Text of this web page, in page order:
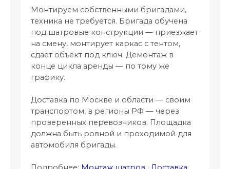
Монтируем собственными бригадами,
техника не требуется. Бригада обучена
под шатровые конструкции — приезжает
на смену, монтирует каркас с тентом,
сдаёт объект под ключ. Демонтаж в
конце цикла аренды — по тому же
графику.
Доставка по Москве и области — своим
транспортом, в регионы РФ — через
проверенных перевозчиков. Площадка
должна быть ровной и проходимой для
автомобиля бригады.